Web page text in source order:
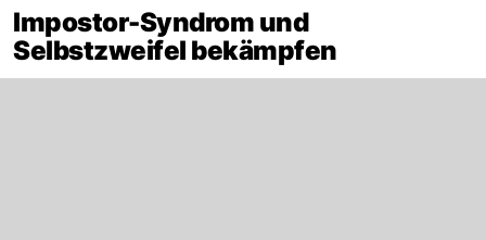
Impostor-Syndrom und
Selbstzweifel bekämpfen